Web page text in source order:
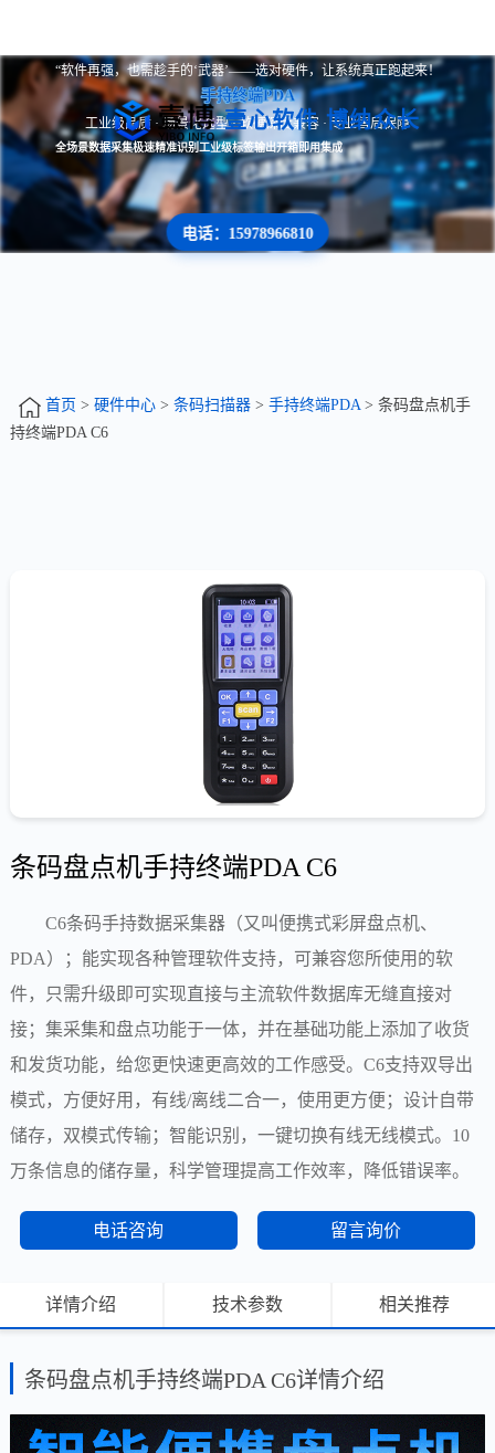
壹心软件 博纳众长
“软件再强，也需趁手的‘武器’——选对硬件，让系统真正跑起来！
手持终端PDA
工业级品质 · 场景化选型 · 软硬深度兼容 · 专业售后保障
全场景数据采集极速精准识别工业级标签输出开箱即用集成
电话：15978966810
首页 > 硬件中心> 条码扫描器> 手持终端PDA> 条码盘点机手
持终端PDA C6
条码盘点机手持终端PDA C6
C6条码手持数据采集器（又叫便携式彩屏盘点机、
PDA）；能实现各种管理软件支持，可兼容您所使用的软
件，只需升级即可实现直接与主流软件数据库无缝直接对
接；集采集和盘点功能于一体，并在基础功能上添加了收货
和发货功能，给您更快速更高效的工作感受。C6支持双导出
模式，方便好用，有线/离线二合一，使用更方便；设计自带
储存，双模式传输；智能识别，一键切换有线无线模式。10
万条信息的储存量，科学管理提高工作效率，降低错误率。
电话咨询 留言询价
详情介绍 技术参数 相关推荐
条码盘点机手持终端PDA C6详情介绍